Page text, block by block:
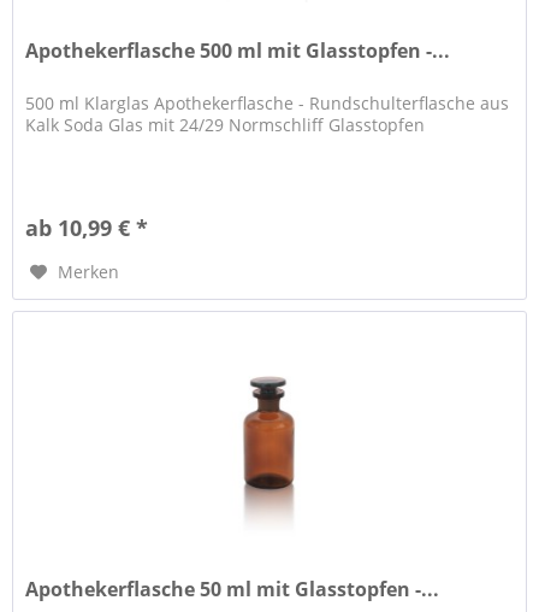
Apothekerflasche 500 ml mit Glasstopfen -...
500 ml Klarglas Apothekerflasche - Rundschulterflasche aus
Kalk Soda Glas mit 24/29 Normschliff Glasstopfen
ab 10,99 € *
Merken
Apothekerflasche 50 ml mit Glasstopfen -...